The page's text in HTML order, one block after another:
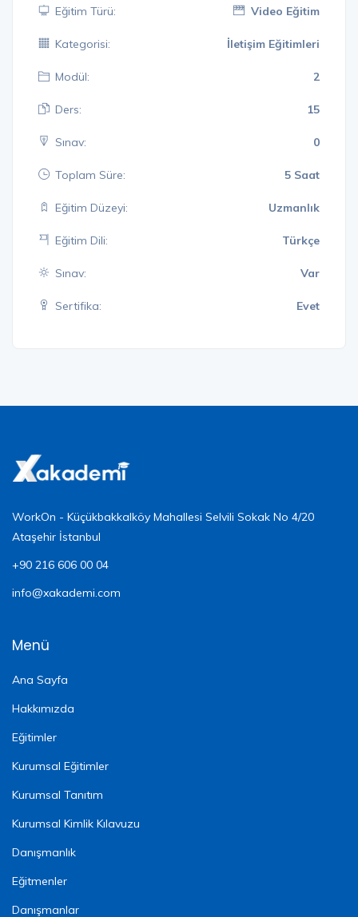
Eğitim Türü: Video Eğitim
Kategorisi: İletişim Eğitimleri
Modül: 2
Ders: 15
Sınav: 0
Toplam Süre: 5 Saat
Eğitim Düzeyi: Uzmanlık
Eğitim Dili: Türkçe
Sınav: Var
Sertifika: Evet
WorkOn - Küçükbakkalköy Mahallesi Selvili Sokak No 4/20
Ataşehir İstanbul
+90 216 606 00 04
info@xakademi.com
Menü
Ana Sayfa
Hakkımızda
Eğitimler
Kurumsal Eğitimler
Kurumsal Tanıtım
Kurumsal Kimlik Kılavuzu
Danışmanlık
Eğitmenler
Danışmanlar